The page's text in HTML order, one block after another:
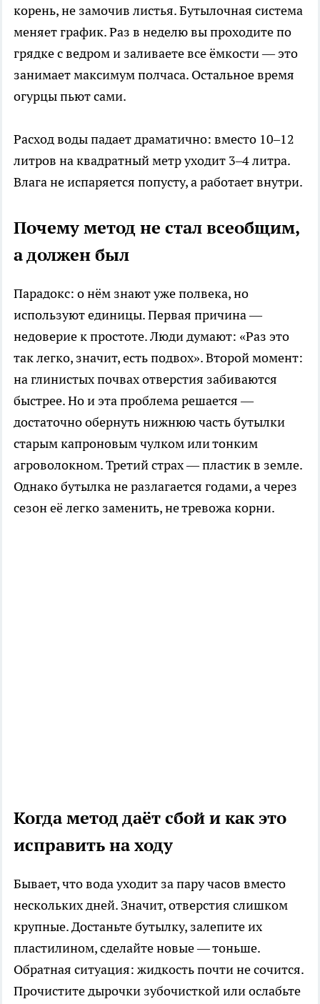
корень, не замочив листья. Бутылочная система
меняет график. Раз в неделю вы проходите по
грядке с ведром и заливаете все ёмкости — это
занимает максимум полчаса. Остальное время
огурцы пьют сами.
Расход воды падает драматично: вместо 10–12
литров на квадратный метр уходит 3–4 литра.
Влага не испаряется попусту, а работает внутри.
Почему метод не стал всеобщим,
а должен был
Парадокс: о нём знают уже полвека, но
используют единицы. Первая причина —
недоверие к простоте. Люди думают: «Раз это
так легко, значит, есть подвох». Второй момент:
на глинистых почвах отверстия забиваются
быстрее. Но и эта проблема решается —
достаточно обернуть нижнюю часть бутылки
старым капроновым чулком или тонким
агроволокном. Третий страх — пластик в земле.
Однако бутылка не разлагается годами, а через
сезон её легко заменить, не тревожа корни.
Когда метод даёт сбой и как это
исправить на ходу
Бывает, что вода уходит за пару часов вместо
нескольких дней. Значит, отверстия слишком
крупные. Достаньте бутылку, залепите их
пластилином, сделайте новые — тоньше.
Обратная ситуация: жидкость почти не сочится.
Прочистите дырочки зубочисткой или ослабьте